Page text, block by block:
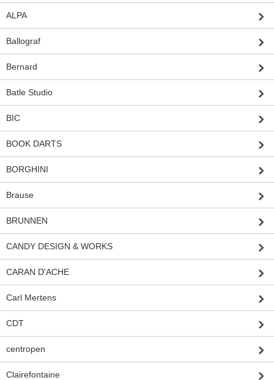
ALPA
Ballograf
Bernard
Batle Studio
BIC
BOOK DARTS
BORGHINI
Brause
BRUNNEN
CANDY DESIGN & WORKS
CARAN D'ACHE
Carl Mertens
CDT
centropen
Clairefontaine